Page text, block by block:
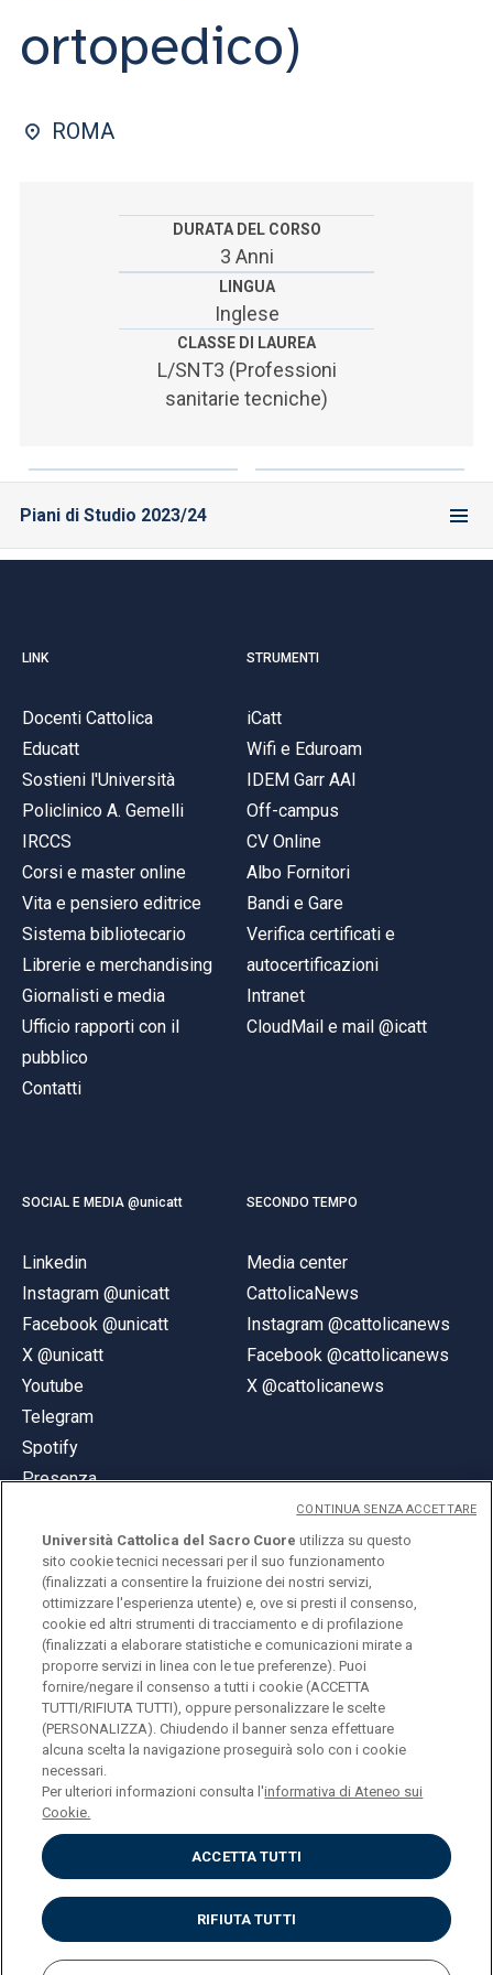
SEI UN DOCENTE O UN MEMBRO DELLO STAFF
ortopedico)
ROMA
DURATA DEL CORSO
3 Anni
LINGUA
Inglese
CLASSE DI LAUREA
L/SNT3 (Professioni
sanitarie tecniche)
Piani di Studio 2023/24
LINK
Docenti Cattolica
Educatt
Sostieni l'Università
Policlinico A. Gemelli
IRCCS
Corsi e master online
Vita e pensiero editrice
Sistema bibliotecario
Librerie e merchandising
Giornalisti e media
Ufficio rapporti con il
pubblico
Contatti
STRUMENTI
iCatt
Wifi e Eduroam
IDEM Garr AAI
Off-campus
CV Online
Albo Fornitori
Bandi e Gare
Verifica certificati e
autocertificazioni
Intranet
CloudMail e mail @icatt
SOCIAL E MEDIA @unicatt
Linkedin
Instagram @unicatt
Facebook @unicatt
X @unicatt
Youtube
Telegram
Spotify
Presenza
SECONDO TEMPO
Media center
CattolicaNews
Instagram @cattolicanews
Facebook @cattolicanews
X @cattolicanews
© Università Cattolica del Sacro Cuore
Largo A. Gemelli 1, 20123 Milano
PI 02133120150
ENGLISH
Privacy
Accessibilità
Cookies
Impostazione Cookies
Università Cattolica del Sacro Cuore utilizza su questo
sito cookie tecnici necessari per il suo funzionamento
(finalizzati a consentire la fruizione dei nostri servizi,
ottimizzare l'esperienza utente) e, ove si presti il consenso,
cookie ed altri strumenti di tracciamento e di profilazione
(finalizzati a elaborare statistiche e comunicazioni mirate a
proporre servizi in linea con le tue preferenze). Puoi
fornire/negare il consenso a tutti i cookie (ACCETTA
TUTTI/RIFIUTA TUTTI), oppure personalizzare le scelte
(PERSONALIZZA). Chiudendo il banner senza effettuare
alcuna scelta la navigazione proseguirà solo con i cookie
necessari.
Per ulteriori informazioni consulta l'informativa di Ateneo sui
Cookie.
ACCETTA TUTTI
RIFIUTA TUTTI
CONTINUA SENZA ACCETTARE